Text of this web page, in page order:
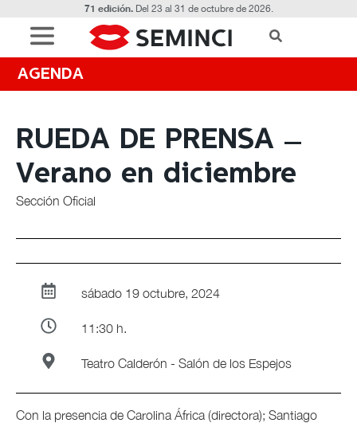
71 edición.Del 23 al 31 de octubre de 2026.
AGENDA
RUEDA DE PRENSA –
Verano en diciembre
Sección Oficial
sábado 19 octubre, 2024
11:30 h.
Teatro Calderón - Salón de los Espejos
Con la presencia de Carolina África (directora); Santiago